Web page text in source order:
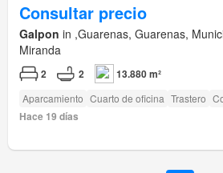
Consultar precio
Galpon in ,Guarenas, Guarenas,
Miranda
2 2 13.880 m²
Aparcamiento Cuarto de oficina Trastero
Hace 19 días